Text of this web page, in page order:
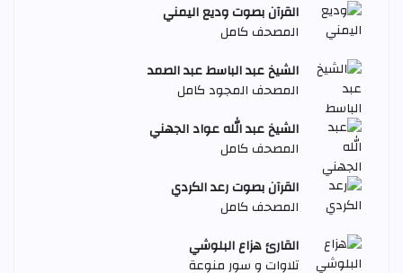
القرآن بصوت وديع اليمني
المصحف كامل
الشيخ عبد الباسط عبد الصمد
المصحف المجود كامل
الشيخ عبد الله عواد الجهني
المصحف كامل
القرآن بصوت رعد الكردي
المصحف كامل
القارئ هزاع البلوشي
تلاوات و سور منوعة